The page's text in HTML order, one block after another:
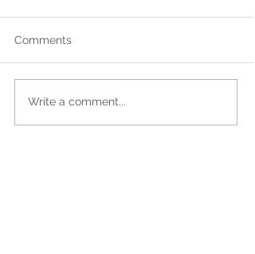
Comments
Write a comment...